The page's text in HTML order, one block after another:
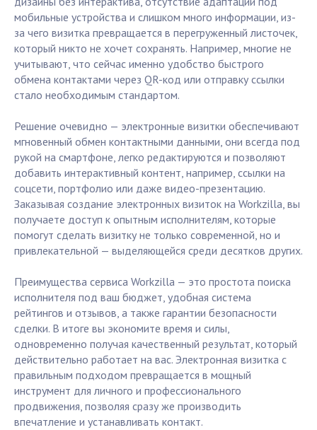
мобильные устройства и слишком много информации, из-
за чего визитка превращается в перегруженный листочек,
который никто не хочет сохранять. Например, многие не
учитывают, что сейчас именно удобство быстрого
обмена контактами через QR-код или отправку ссылки
стало необходимым стандартом.
Решение очевидно — электронные визитки обеспечивают
мгновенный обмен контактными данными, они всегда под
рукой на смартфоне, легко редактируются и позволяют
добавить интерактивный контент, например, ссылки на
соцсети, портфолио или даже видео-презентацию.
Заказывая создание электронных визиток на Workzilla, вы
получаете доступ к опытным исполнителям, которые
помогут сделать визитку не только современной, но и
привлекательной — выделяющейся среди десятков других.
Преимущества сервиса Workzilla — это простота поиска
исполнителя под ваш бюджет, удобная система
рейтингов и отзывов, а также гарантии безопасности
сделки. В итоге вы экономите время и силы,
одновременно получая качественный результат, который
действительно работает на вас. Электронная визитка с
правильным подходом превращается в мощный
инструмент для личного и профессионального
продвижения, позволяя сразу же производить
впечатление и устанавливать контакт.